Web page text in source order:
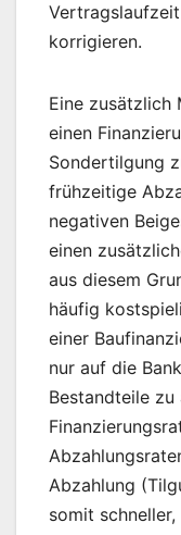
korrigieren.
Eine zusätzlich
einen
Sondertilgung
frühzeitige
negativen
einen
aus diesem
häufig
einer
nur auf die
Bestandteile
Abzahlung
somit